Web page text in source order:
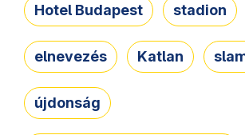
Hotel Budapest stadion
elnevezés Katlan
újdonság